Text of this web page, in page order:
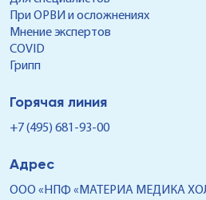
При ОРВИ и осложнениях
Мнение экспертов
COVID
Грипп
Горячая линия
+7 (495) 681-93-00
Адрес
ООО «НПФ «МАТЕРИА МЕДИКА